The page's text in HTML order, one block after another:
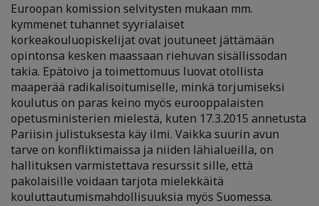
Euroopan komission selvitysten mukaan mm.
kymmenet tuhannet syyrialaiset
korkeakouluopiskelijat ovat joutuneet jättämään
opintonsa kesken maassaan riehuvan sisällissodan
takia. Epätoivo ja toimettomuus luovat otollista
maaperää radikalisoitumiselle, minkä torjumiseksi
koulutus on paras keino myös eurooppalaisten
opetusministerien mielestä, kuten 17.3.2015 annetusta
Pariisin julistuksesta käy ilmi. Vaikka suurin avun
tarve on konfliktimaissa ja niiden lähialueilla, on
hallituksen varmistettava resurssit sille, että
pakolaisille voidaan tarjota mielekkäitä
kouluttautumismahdollisuuksia myös Suomessa.